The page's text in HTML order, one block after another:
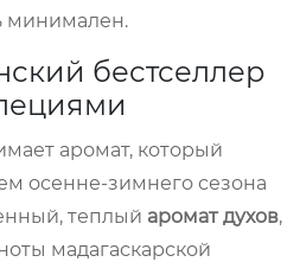
минимален.
бестселлер
аромат, который
осенне-зимнего сезона
теплый аромат духов,
мадагаскарской